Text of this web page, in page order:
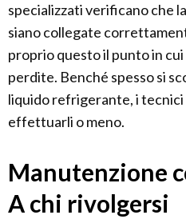
specializzati verificano che
siano collegate
proprio questo il punto in cui
perdite. Benché spesso si
liquido refrigerante, i tecnici
effettuarli o meno.
Manutenzione
A chi rivolgersi